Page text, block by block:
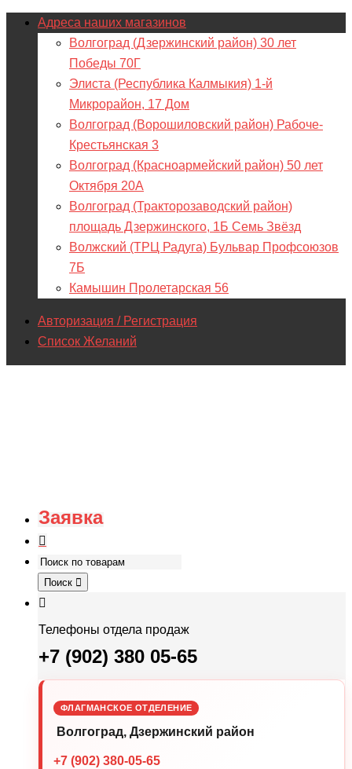
Адреса наших магазинов
Волгоград (Дзержинский район) 30 лет
Победы 70Г
Элиста (Республика Калмыкия) 1-й
Микрорайон, 17 Дом
Волгоград (Ворошиловский район) Рабоче-
Крестьянская 3
Волгоград (Красноармейский район) 50 лет
Октября 20А
Волгоград (Тракторозаводский район)
площадь Дзержинского, 1Б Семь Звёзд
Волжский (ТРЦ Радуга) Бульвар Профсоюзов
7Б
Камышин Пролетарская 56
Авторизация / Регистрация
Список Желаний
Заявка
Поиск
Телефоны отдела продаж
+7 (902) 380 05-65
ФЛАГМАНСКОЕ ОТДЕЛЕНИЕ
Волгоград, Дзержинский район
+7 (902) 380-05-65